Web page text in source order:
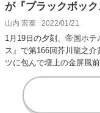
が『ブラックボッ
山内 宏泰 2022/01/21
1月19日の夕刻、帝国ホ
ス』で第166回芥川龍之
ツに包んで壇上の金屏風
た。 という…